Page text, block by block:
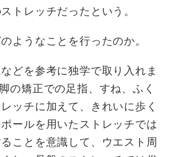
トレッチだったという。
ようなことを行ったのか。
などを参考に独学で取り入れま
の矯正での足指、すね、ふく
ッチに加えて、きれいに歩く
ールを用いたストレッチでは
ことを意識して、ウエスト周